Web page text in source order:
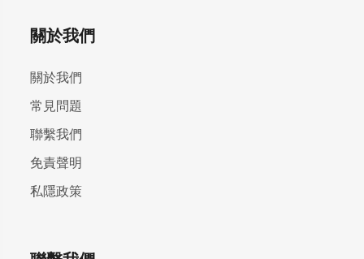
關於我們
關於我們
常見問題
聯繫我們
免責聲明
私隱政策